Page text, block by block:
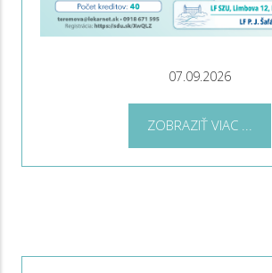
07.09.2026
ZOBRAZIŤ VIAC ...